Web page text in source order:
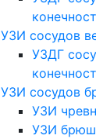
УЗИ сосудов
УЗДГ
УЗИ сосудов
УЗИ
УЗИ